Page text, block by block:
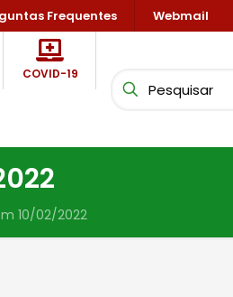
Frequentes Webmail
COVID-19
10/02/2022